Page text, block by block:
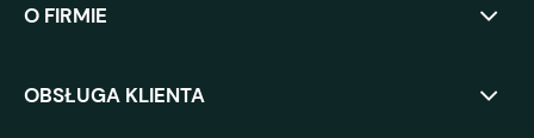
O FIRMIE
OBSŁUGA KLIENTA